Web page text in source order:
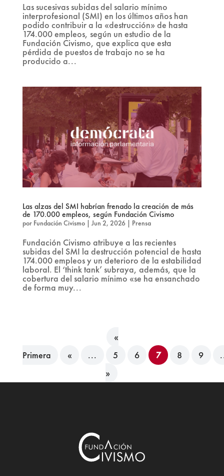
Las sucesivas subidas del salario mínimo
interprofesional (SMI) en los últimos años han
podido contribuir a la «destrucción» de hasta
174.000 empleos, según un estudio de la
Fundación Civismo, que explica que esta
pérdida de puestos de trabajo no se ha
producido a...
Las alzas del SMI habrían frenado la creación de más
de 170.000 empleos, según Fundación Civismo
por Fundación Civismo| Jun 2, 2026| Prensa
Fundación Civismo atribuye a las recientes
subidas del SMI la destrucción potencial de hasta
174.000 empleos y un deterioro de la estabilidad
laboral. El ‘think tank’ subraya, además, que la
cobertura del salario mínimo «se ha ensanchado
de forma muy...
«
Primera
« ... 5 6 7 8 9
»